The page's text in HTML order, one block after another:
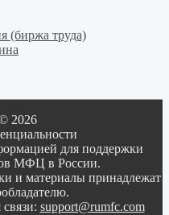
(биржа труда)
2026
для поддержки
МФЦ в России.
и материалы принадлежат
support@rumfc.com